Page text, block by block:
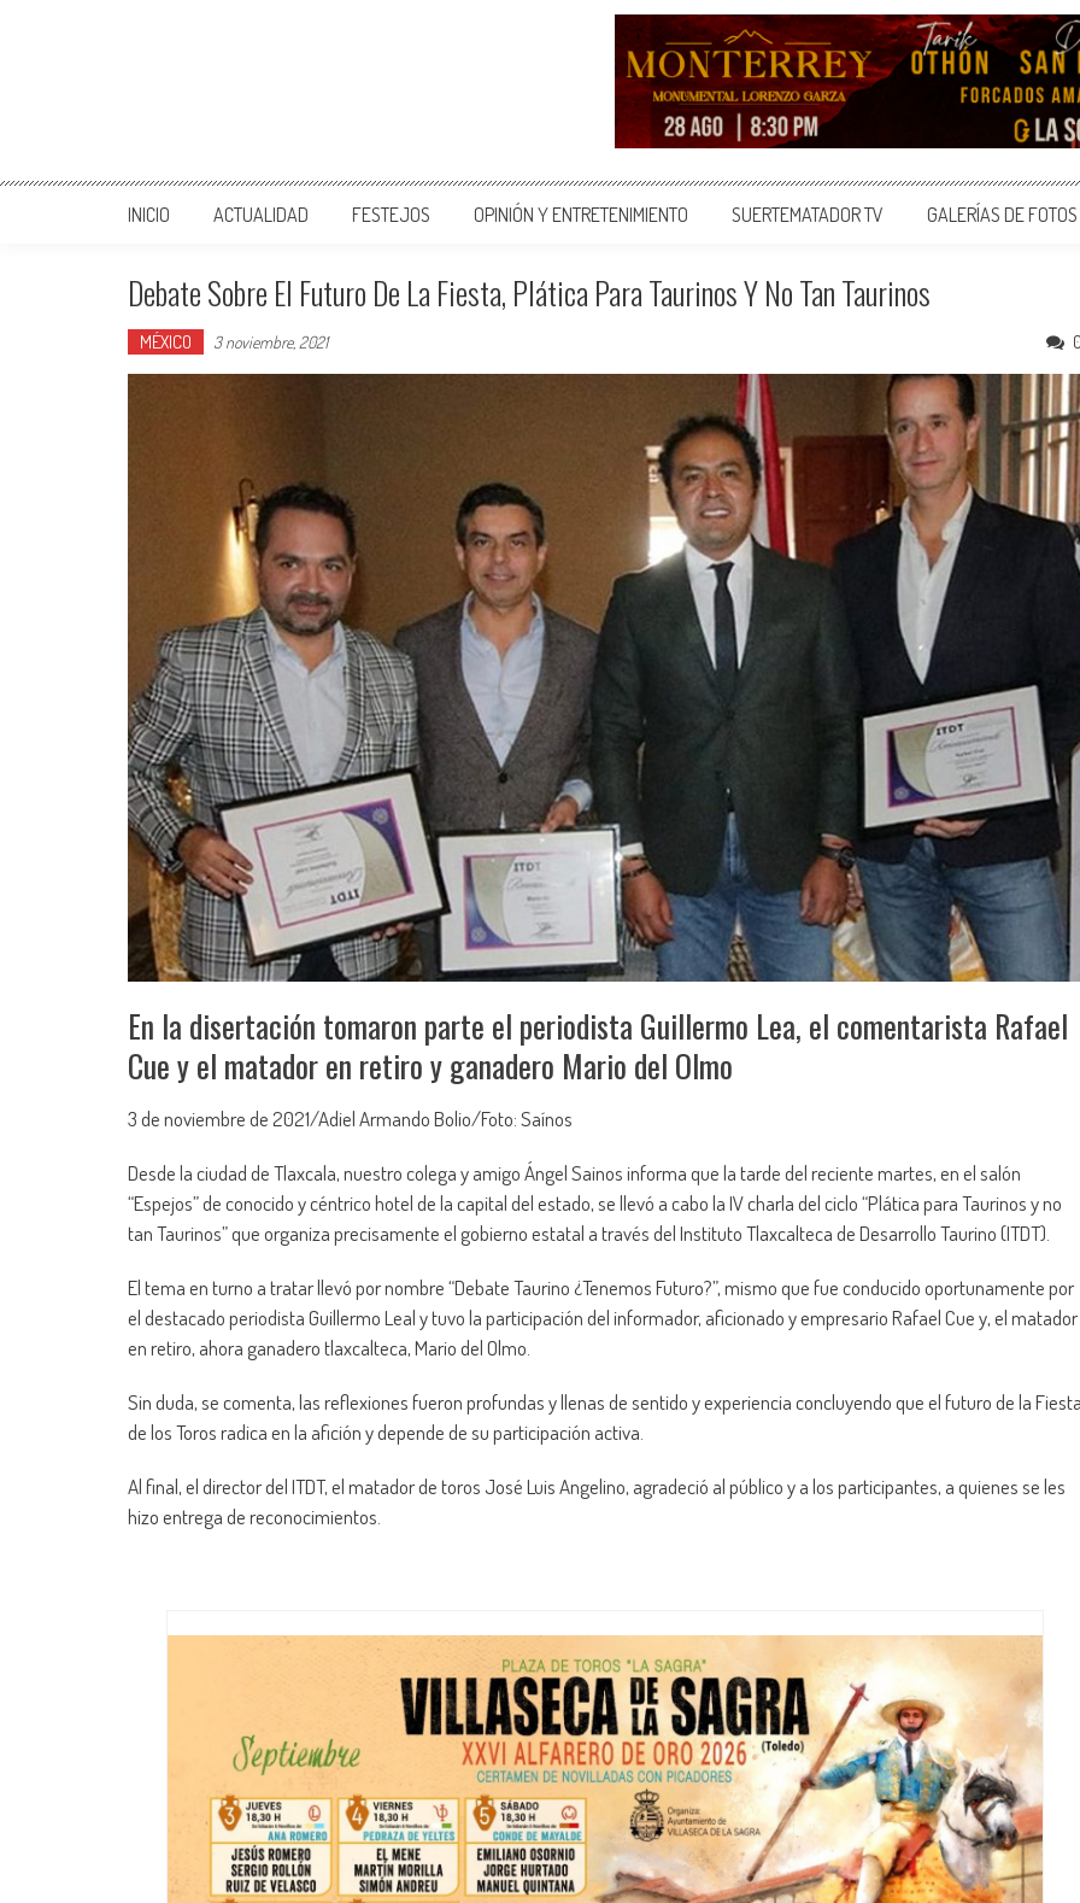
INICIO ACTUALIDAD FESTEJOS OPINIÓN Y ENTRETENIMIENTO SUERTEMATADOR TV GALERÍAS DE FOTOS
Debate Sobre El Futuro De La Fiesta, Plática Para Taurinos Y No Tan Taurinos
MÉXICO 3 noviembre, 2021
En la disertación tomaron parte el periodista Guillermo Lea, el comentarista Rafael
Cue y el matador en retiro y ganadero Mario del Olmo
3 de noviembre de 2021/Adiel Armando Bolio/Foto: Saínos
Desde la ciudad de Tlaxcala, nuestro colega y amigo Ángel Sainos informa que la tarde del reciente martes, en el salón
“Espejos” de conocido y céntrico hotel de la capital del estado, se llevó a cabo la IV charla del ciclo “Plática para Taurinos y no
tan Taurinos” que organiza precisamente el gobierno estatal a través del Instituto Tlaxcalteca de Desarrollo Taurino (ITDT).
El tema en turno a tratar llevó por nombre “Debate Taurino ¿Tenemos Futuro?”, mismo que fue conducido oportunamente por
el destacado periodista Guillermo Leal y tuvo la participación del informador, aficionado y empresario Rafael Cue y, el matador
en retiro, ahora ganadero tlaxcalteca, Mario del Olmo.
Sin duda, se comenta, las reflexiones fueron profundas y llenas de sentido y experiencia concluyendo que el futuro de la
de los Toros radica en la afición y depende de su participación activa.
Al final, el director del ITDT, el matador de toros José Luis Angelino, agradeció al público y a los participantes, a quienes se les
hizo entrega de reconocimientos.